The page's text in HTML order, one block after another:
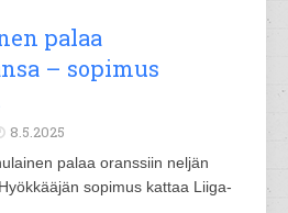
palaa
– sopimus
8.5.2025
palaa oranssiin neljän
sopimus kattaa Liiga-